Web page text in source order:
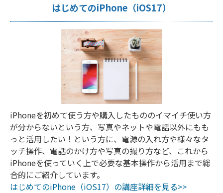
はじめてのiPhone（iOS17）
iPhoneを初めて使う方や購入したもののイマイチ使い方
が分からないという方、写真やネットや電話以外にもも
っと活用したい！という方に、電源の入れ方や様々なタ
ッチ操作、電話のかけ方や写真の撮り方など、これから
iPhoneを使っていく上で必要な基本操作から活用まで総
合的にご紹介しています。
はじめてのiPhone（iOS17）の講座詳細を見る>>